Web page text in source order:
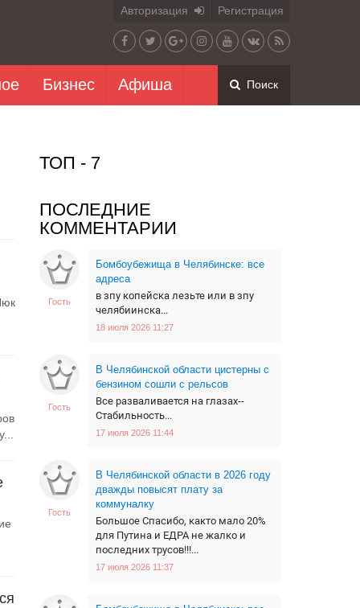
Авторизация Регистрация
Бизнес Афиша Поиск
ТОП - 7
ПОСЛЕДНИЕ
КОММЕНТАРИИ
Гость
Бомбоубежища в Челябинске: все
адреса
в зпу копейска лезьте или в зпу
челябиинска...
18 июля 2026 11:27
Гость
В Челябинской области цистерны с
бензином сошли с рельсов
Все разваливается на глазах--
Стабильность...
17 июля 2026 11:44
Гость
В Челябинской области в 2026 году
дважды повысят плату за
коммуналку
Большое Спасибо, както мало 20%
для Путина и ЕДРА не жалко и
последних трусов!!!...
17 июля 2026 11:37